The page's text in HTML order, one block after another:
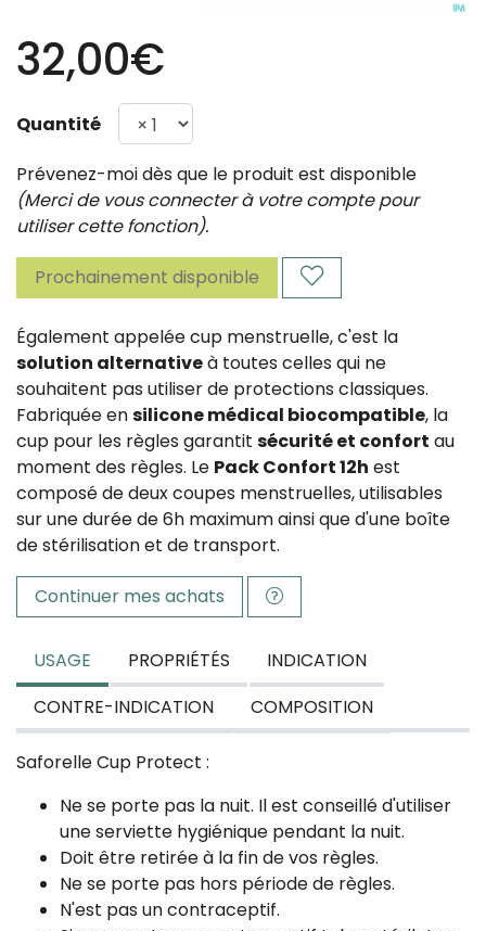
32,00€
Quantité
Prévenez-moi dès que le produit est disponible
(Merci de vous connecter à votre compte pour
utiliser cette fonction).
Prochainement disponible
Également appelée cup menstruelle, c'est la
solution alternativeà toutes celles qui ne
souhaitent pas utiliser de protections classiques.
Fabriquée ensilicone médical biocompatible, la
cup pour les règles garantit sécurité et confort au
moment des règles. Le Pack Confort 12h est
composé de deux coupes menstruelles, utilisables
sur une durée de 6h maximum ainsi que d'une boîte
de stérilisation et de transport.
Continuer mes achats
USAGE PROPRIÉTÉS
INDICATION
CONTRE-INDICATION
COMPOSITION
Saforelle Cup Protect :
Ne se porte pas la nuit. Il est conseillé d'utiliser
une serviette hygiénique pendant la nuit.
Doit être retirée à la fin de vos règles.
Ne se porte pas hors période de règles.
N'est pas un contraceptif.